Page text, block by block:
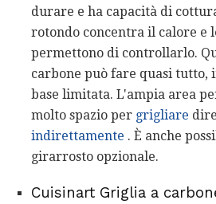
durare e ha capacità di
rotondo concentra il calore e
permettono di controllarlo.
carbone può fare quasi tutto,
base limitata. L'ampia area
molto spazio per grigliare
indirettamente . È anche
girarrosto opzionale.
Cuisinart Griglia a